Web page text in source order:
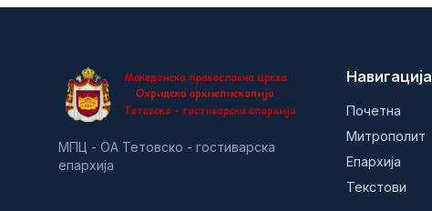
МПЦ - ОА Тетовско - гостиварска
епархија
Навигација
Почетна
Митрополит
Епархија
Текстови